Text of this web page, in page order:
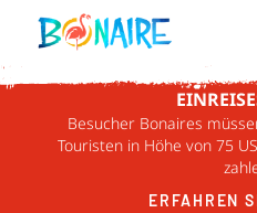
WEITER ZUM INHALT
Besucher Bonaires
Touristen in Höhe von 75
ERFAHREN